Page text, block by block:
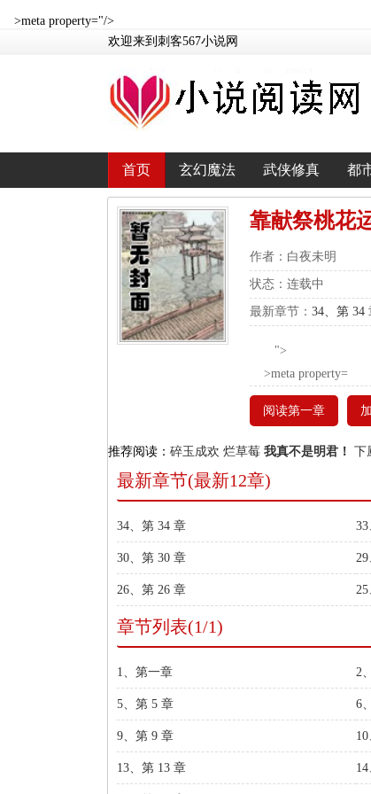
>meta property="/>
欢迎来到刺客567小说网
首页 玄幻魔法 武侠修真 都
靠献祭桃花
作者：白夜未明
状态：连载中
最新章节： 34、第 34
">
>meta property=
阅读第一章
推荐阅读： 碎玉成欢 烂草莓 我真不是明君！ 下
最新章节(最新12章)
34、第 34 章
30、第 30 章
26、第 26 章
章节列表(1/1)
1、第一章 2
5、第 5 章 6
9、第 9 章
13、第 13 章